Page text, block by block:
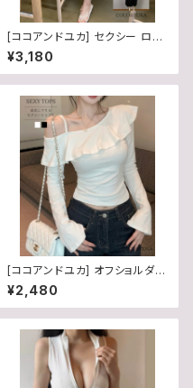
[ココアンドユカ] セクシー ロン
グ ワンピース タイト Vネック 半
袖 胸あき カジュアル スリット
¥3,180
[ココアンドユカ] オフショルダー
かわいい フリル 肩出し トップス
レディース 長袖 タイト カットソ
ー スリット 袖 春 夏 秋 白 B0H
¥2,480